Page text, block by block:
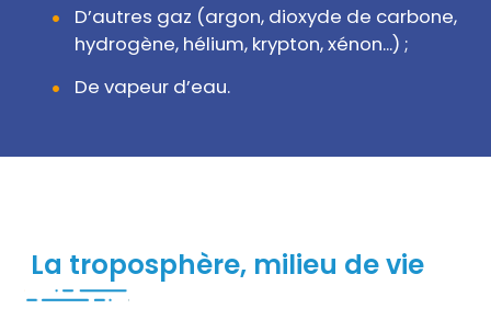
D’autres gaz (argon, dioxyde de carbone,
hydrogène, hélium, krypton, xénon...) ;
De vapeur d’eau.
La troposphère, milieu de vie